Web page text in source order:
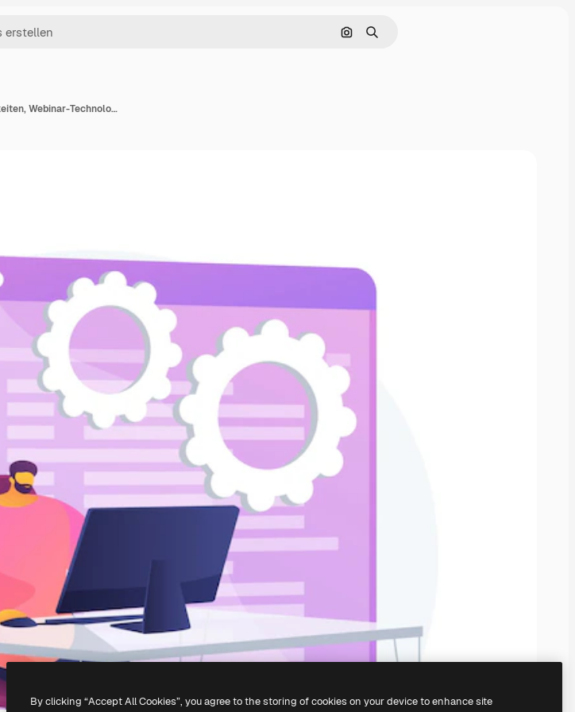
Nach Bild suchen
Suchen
Informatikkurse. IT-Ausbildung, E-Learning-Möglichkeiten, Webinar-Technologie. Online-Fernunterricht und Internet-Workshop-Manager. Vektor isolierte Konzeptmetapherillustration
By clicking “Accept All Cookies”, you agree to the storing of cookies on your device to enhance site